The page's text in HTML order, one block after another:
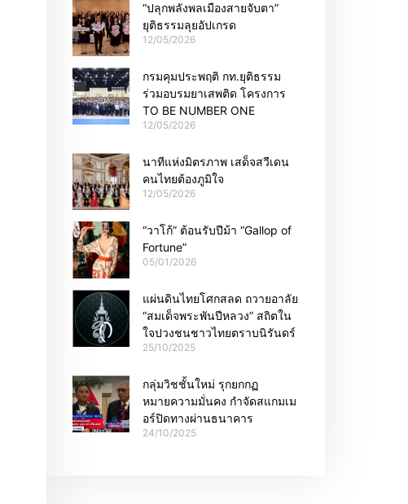
“ปลุกพลังพลเมืองสายจับตา”
ยุติธรรมลุยอัปเกรด
12/05/2026
กรมคุมประพฤติ กท.ยุติธรรม
ร่วมอบรมยาเสพติด โครงการ
TO BE NUMBER ONE
12/05/2026
นาทีแห่งมิตรภาพ เสด็จสวีเดน
คนไทยต้องภูมิใจ
12/05/2026
“วาโก้” ต้อนรับปีม้า “Gallop of
Fortune”
05/01/2026
แผ่นดินไทยโศกสลด ถวายอาลัย
“สมเด็จพระพันปีหลวง” สถิตใน
ใจปวงชนชาวไทยตราบนิรันดร์
25/10/2025
กลุ่มวิชชั้นใหม่ รุกยกกฏ
หมายความมั่นคง กำจัดสแกมเม
อร์ปิดทางผ่านธนาคาร
24/10/2025